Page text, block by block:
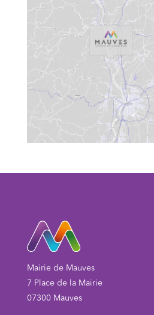
Mairie de Mauves
7 Place de la Mairie
07300 Mauves